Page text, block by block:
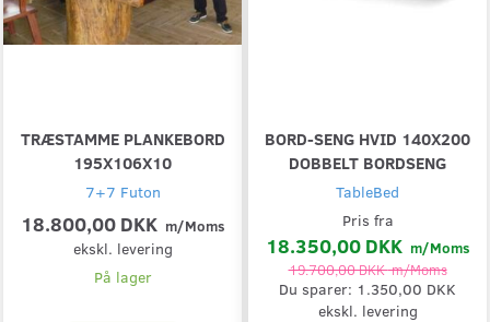
TRÆSTAMME PLANKEBORD
195X106X10
7+7 Futon
18.800,00 DKK m/Moms
ekskl. levering
På lager
BORD-SENG HVID 140X200
DOBBELT BORDSENG
TableBed
Pris fra
18.350,00 DKK m/Moms
19.700,00 DKKm/Moms
Du sparer: 1.350,00 DKK
ekskl. levering